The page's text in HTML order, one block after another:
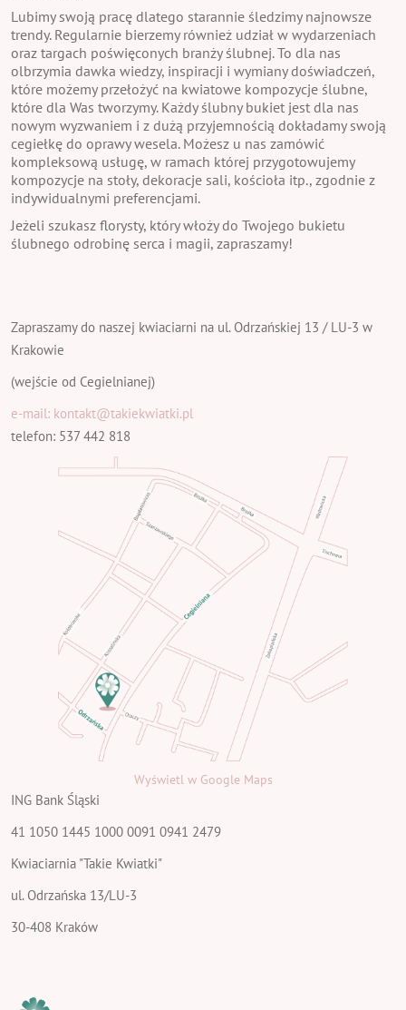
Lubimy swoją pracę dlatego starannie śledzimy najnowsze
trendy. Regularnie bierzemy również udział w wydarzeniach
oraz targach poświęconych branży ślubnej. To dla nas
olbrzymia dawka wiedzy, inspiracji i wymiany doświadczeń,
które możemy przełożyć na kwiatowe kompozycje ślubne,
które dla Was tworzymy. Każdy ślubny bukiet jest dla nas
nowym wyzwaniem i z dużą przyjemnością dokładamy swoją
cegiełkę do oprawy wesela. Możesz u nas zamówić
kompleksową usługę, w ramach której przygotowujemy
kompozycje na stoły, dekoracje sali, kościoła itp., zgodnie z
indywidualnymi preferencjami.
Jeżeli szukasz florysty, który włoży do Twojego bukietu
ślubnego odrobinę serca i magii, zapraszamy!
Zapraszamy do naszej kwiaciarni na ul. Odrzańskiej 13 / LU-3 w
Krakowie
(wejście od Cegielnianej)
e-mail: kontakt@takiekwiatki.pl
telefon: 537 442 818
Wyświetl w Google Maps
ING Bank Śląski
41 1050 1445 1000 0091 0941 2479
Kwiaciarnia "Takie Kwiatki"
ul. Odrzańska 13/LU-3
30-408 Kraków